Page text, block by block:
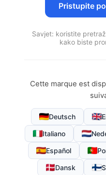
Pristupite
Savjet: koristite
kako biste
Cette marque est
Deutsch
Italiano
Español
Dansk